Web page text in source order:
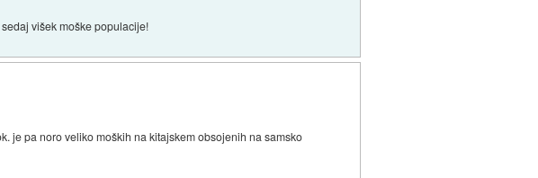
višek moške populacije!
je pa noro veliko moških na kitajskem obsojenih na samsko